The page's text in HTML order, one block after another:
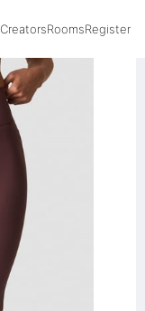
CreatorsRoomsRegister